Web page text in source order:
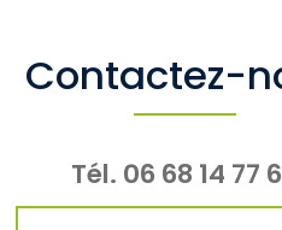
Contactez-
Tél. 06 68 14 77